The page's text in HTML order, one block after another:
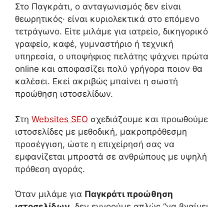
Στο Παγκράτι, ο ανταγωνισμός δεν είναι
θεωρητικός· είναι κυριολεκτικά στο επόμενο
τετράγωνο. Είτε μιλάμε για ιατρείο, δικηγορικό
γραφείο, καφέ, γυμναστήριο ή τεχνική
υπηρεσία, ο υποψήφιος πελάτης ψάχνει πρώτα
online και αποφασίζει πολύ γρήγορα ποιον θα
καλέσει. Εκεί ακριβώς μπαίνει η σωστή
προώθηση ιστοσελίδων.
Στη Websites SEO σχεδιάζουμε και προωθούμε
ιστοσελίδες με μεθοδική, μακροπρόθεσμη
προσέγγιση, ώστε η επιχείρησή σας να
εμφανίζεται μπροστά σε ανθρώπους με υψηλή
πρόθεση αγοράς.
Όταν μιλάμε για Παγκράτι προώθηση